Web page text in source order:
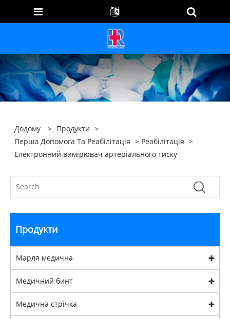
Додому > Продукти >
Перша Допомога Та Реабілітація > Реабілітація >
Електронний вимірювач артеріального тиску
Продукти
Марля медична
Медичний бинт
Медична стрічка